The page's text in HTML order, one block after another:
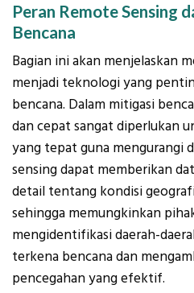
Peran Remote Sensing
Bencana
Bagian ini akan menjelaskan
menjadi teknologi yang
bencana. Dalam mitigasi
dan cepat sangat diperlukan
yang tepat guna mengurangi
sensing dapat memberikan
detail tentang kondisi
sehingga memungkinkan
mengidentifikasi daerah-
terkena bencana dan
pencegahan yang efektif.